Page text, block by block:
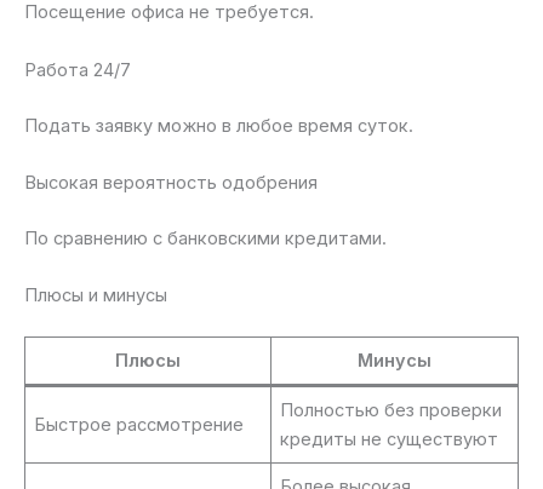
Посещение офиса не требуется.
Работа 24/7
Подать заявку можно в любое время суток.
Высокая вероятность одобрения
По сравнению с банковскими кредитами.
Плюсы и минусы
Плюсы Минусы
Быстрое рассмотрение
Полностью без проверки
кредиты не существуют